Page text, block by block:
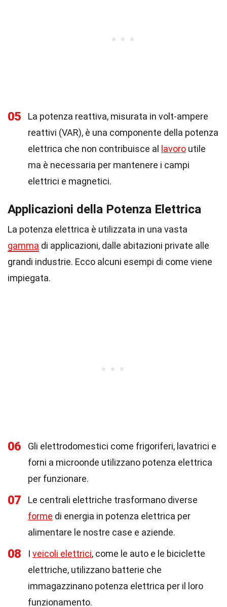
05
La potenza reattiva, misurata in volt-ampere
reattivi (VAR), è una componente della potenza
elettrica che non contribuisce al
lavoro utile
ma è necessaria per mantenere i campi
elettrici e magnetici.
Applicazioni della Potenza Elettrica
La potenza elettrica è utilizzata in una vasta
gamma di applicazioni, dalle abitazioni private alle
grandi industrie. Ecco alcuni esempi di come viene
impiegata.
06
Gli elettrodomestici come frigoriferi, lavatrici e
forni a microonde utilizzano potenza elettrica
per funzionare.
07
Le centrali elettriche trasformano diverse
forme di energia in potenza elettrica per
alimentare le nostre case e aziende.
08 I veicoli elettrici, come le auto e le biciclette
elettriche, utilizzano batterie che
immagazzinano potenza elettrica per il loro
funzionamento.